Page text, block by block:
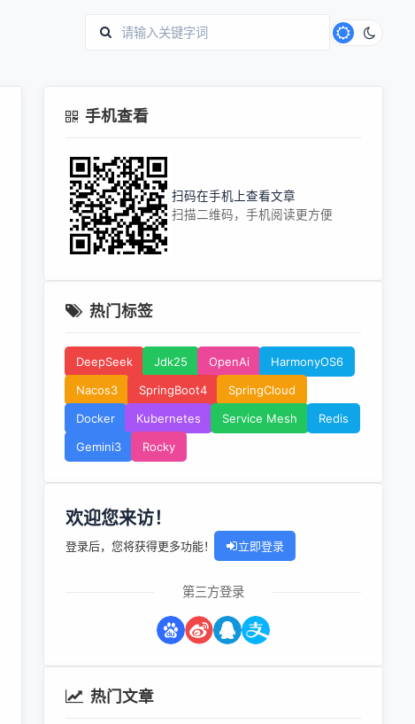
手机查看
扫码在手机上查看文章
扫描二维码，手机阅读更方便
热门标签
DeepSeek Jdk25 OpenAi
HarmonyOS6
Nacos3
SpringBoot4
SpringCloud
Docker
Kubernetes Service Mesh
Redis
Gemini3
Rocky
欢迎您来访！
登录后，您将获得更多功能！ 立即登录
第三方登录
热门文章